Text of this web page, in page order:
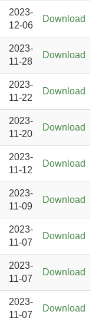
2023-
12-06
Download
2023-
11-28
Download
2023-
11-22
Download
2023-
11-20
Download
2023-
11-12
Download
2023-
11-09
Download
2023-
11-07
Download
2023-
11-07
Download
2023-
11-07
Download